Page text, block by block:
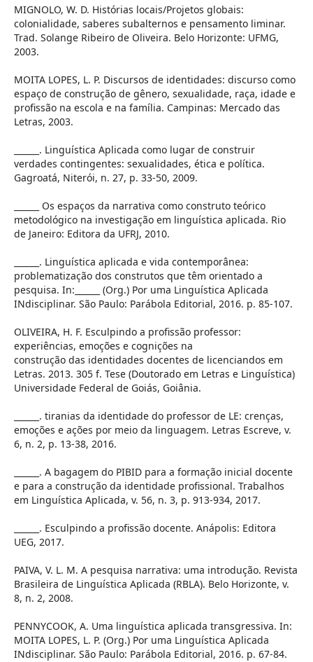
MIGNOLO, W. D. Histórias locais/Projetos globais:
colonialidade, saberes subalternos e pensamento liminar.
Trad. Solange Ribeiro de Oliveira. Belo Horizonte: UFMG,
2003.
MOITA LOPES, L. P. Discursos de identidades: discurso como
espaço de construção de gênero, sexualidade, raça, idade e
profissão na escola e na família. Campinas: Mercado das
Letras, 2003.
______. Linguística Aplicada como lugar de construir
verdades contingentes: sexualidades, ética e política.
Gagroatá, Niterói, n. 27, p. 33-50, 2009.
______ Os espaços da narrativa como construto teórico
metodológico na investigação em linguística aplicada. Rio
de Janeiro: Editora da UFRJ, 2010.
______. Linguística aplicada e vida contemporânea:
problematização dos construtos que têm orientado a
pesquisa. In:______ (Org.) Por uma Linguística Aplicada
INdisciplinar. São Paulo: Parábola Editorial, 2016. p. 85-107.
OLIVEIRA, H. F. Esculpindo a profissão professor:
experiências, emoções e cognições na
construção das identidades docentes de licenciandos em
Letras. 2013. 305 f. Tese (Doutorado em Letras e Linguística)
Universidade Federal de Goiás, Goiânia.
______. tiranias da identidade do professor de LE: crenças,
emoções e ações por meio da linguagem. Letras Escreve, v.
6, n. 2, p. 13-38, 2016.
______. A bagagem do PIBID para a formação inicial docente
e para a construção da identidade profissional. Trabalhos
em Linguística Aplicada, v. 56, n. 3, p. 913-934, 2017.
______. Esculpindo a profissão docente. Anápolis: Editora
UEG, 2017.
PAIVA, V. L. M. A pesquisa narrativa: uma introdução. Revista
Brasileira de Linguística Aplicada (RBLA). Belo Horizonte, v.
8, n. 2, 2008.
PENNYCOOK, A. Uma linguística aplicada transgressiva. In:
MOITA LOPES, L. P. (Org.) Por uma Linguística Aplicada
INdisciplinar. São Paulo: Parábola Editorial, 2016. p. 67-84.